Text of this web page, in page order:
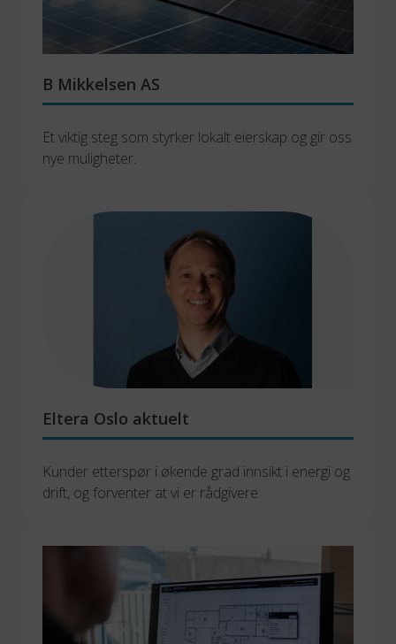
B Mikkelsen AS
Et viktig steg som styrker lokalt eierskap og gir oss
nye muligheter.
Eltera Oslo aktuelt
Kunder etterspør i økende grad innsikt i energi og
drift, og forventer at vi er rådgivere.